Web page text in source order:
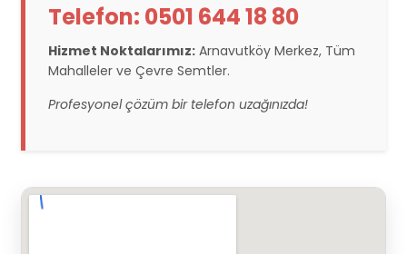
Telefon: 0501 644 18 80
Hizmet Noktalarımız: Arnavutköy Merkez, Tüm
Mahalleler ve Çevre Semtler.
Profesyonel çözüm bir telefon uzağınızda!